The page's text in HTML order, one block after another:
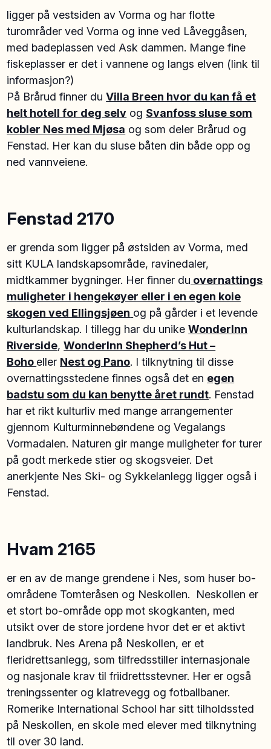
ligger på vestsiden av Vorma og har flotte
turområder ved Vorma og inne ved Låveggåsen,
med badeplassen ved Ask dammen. Mange fine
fiskeplasser er det i vannene og langs elven (link til
informasjon?)
På Brårud finner duVilla Breen hvor du kan få et
helt hotell for deg selv og Svanfoss sluse som
kobler Nes med Mjøsa og som deler Brårud og
Fenstad. Her kan du sluse båten din både opp og
ned vannveiene.
Fenstad 2170
er grenda som ligger på østsiden av Vorma, med
sitt KULA landskapsområde, ravinedaler,
midtkammer bygninger. Her finner du overnattings
muligheter i hengekøyer eller i en egen koie
skogen ved Ellingsjøen og på gårder i et levende
kulturlandskap. I tillegg har du unikeWonderInn
Riverside,WonderInn Shepherd’s Hut –
Boho eller Nest og Pano. I tilknytning til disse
overnattingsstedene finnes også det en egen
badstu som du kan benytte året rundt. Fenstad
har et rikt kulturliv med mange arrangementer
gjennom Kulturminnebøndene og Vegalangs
Vormadalen. Naturen gir mange muligheter for turer
på godt merkede stier og skogsveier. Det
anerkjente Nes Ski- og Sykkelanlegg ligger også i
Fenstad.
Hvam 2165
er en av de mange grendene i Nes, som huser bo-
områdene Tomteråsen og Neskollen. Neskollen er
et stort bo-område opp mot skogkanten, med
utsikt over de store jordene hvor det er et aktivt
landbruk. Nes Arena på Neskollen, er et
fleridrettsanlegg, som tilfredsstiller internasjonale
og nasjonale krav til friidrettsstevner. Her er også
treningssenter og klatrevegg og fotballbaner.
Romerike International School har sitt tilholdssted
på Neskollen, en skole med elever med tilknytning
til over 30 land.